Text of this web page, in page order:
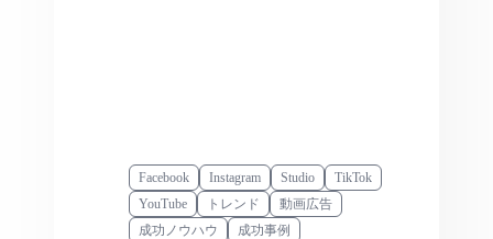
Facebook Instagram Studio
TikTok
YouTube
トレンド
動画広告
成功ノウハウ
成功事例